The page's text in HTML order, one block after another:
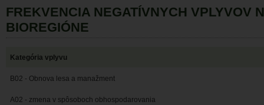
FREKVENCIA NEGATÍVNYCH VPLYVOV
BIOREGIÓNE
Kategória vplyvu
B02 - Obnova lesa a manažment
A02 - zmena v spôsoboch obhospodarovania